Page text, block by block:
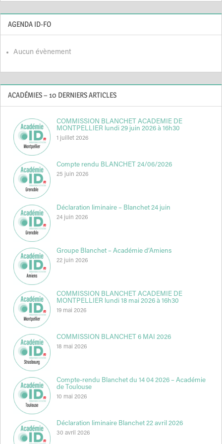
AGENDA ID-FO
Aucun évènement
ACADÉMIES – 10 DERNIERS ARTICLES
COMMISSION BLANCHET ACADEMIE DE
MONTPELLIER lundi 29 juin 2026 à 16h30
1 juillet 2026
Compte rendu BLANCHET 24/06/2026
25 juin 2026
Déclaration liminaire – Blanchet 24 juin
24 juin 2026
Groupe Blanchet – Académie d’Amiens
22 juin 2026
COMMISSION BLANCHET ACADEMIE DE
MONTPELLIER lundi 18 mai 2026 à 16h30
19 mai 2026
COMMISSION BLANCHET 6 MAI 2026
18 mai 2026
Compte-rendu Blanchet du 14 04 2026 – Académie
de Toulouse
10 mai 2026
Déclaration liminaire Blanchet 22 avril 2026
30 avril 2026